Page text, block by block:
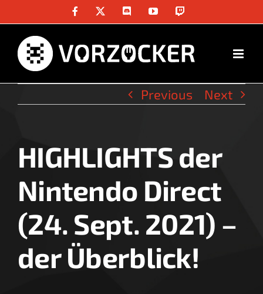
content
Facebook DiscordYouTube
Previous Next
View
Larger
Image
HIGHLIGHTS der
Nintendo Direct
(24. Sept. 2021) –
der Überblick!